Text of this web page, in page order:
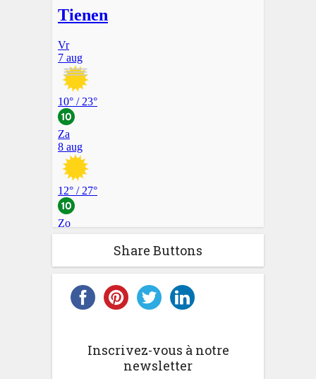
Share Buttons
Inscrivez-vous à notre
newsletter